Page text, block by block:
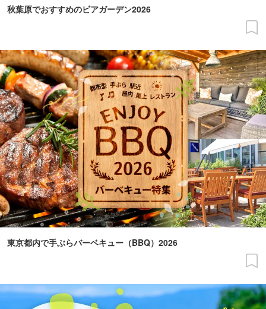
秋葉原でおすすめのビアガーデン2026
東京都内で手ぶらバーベキュー（BBQ）2026